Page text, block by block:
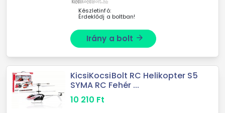
autóval ... (tartozék).
Készletinfó:
Érdeklődj a boltban!
Irány a bolt arrow_forward
KicsiKocsiBolt RC Helikopter S5
SYMA RC Fehér ...
10 210 Ft